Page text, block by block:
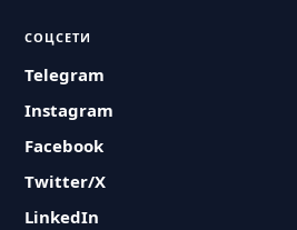
СОЦСЕТИ
Telegram
Instagram
Facebook
Twitter/X
LinkedIn